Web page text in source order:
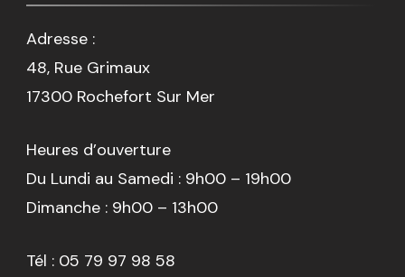
Adresse :
48, Rue Grimaux
17300 Rochefort Sur Mer
Heures d’ouverture
Du Lundi au Samedi : 9h00 – 19h00
Dimanche : 9h00 – 13h00
Tél : 05 79 97 98 58